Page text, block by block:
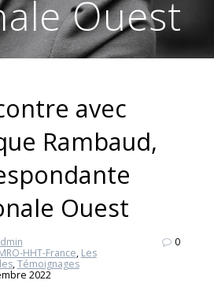
Ouest
avec
Rambaud,
Ouest
HHT-France, Les
,Témoignages
2022
0